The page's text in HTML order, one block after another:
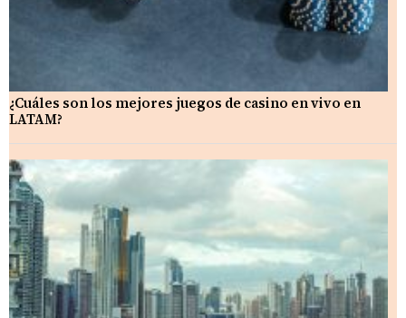
¿Cuáles son los mejores juegos de casino en vivo en
LATAM?